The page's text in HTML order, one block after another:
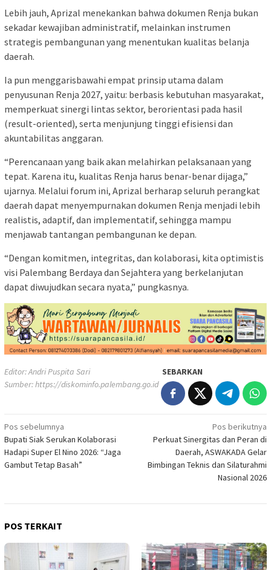
Lebih jauh, Aprizal menekankan bahwa dokumen Renja bukan
sekadar kewajiban administratif, melainkan instrumen
strategis pembangunan yang menentukan kualitas belanja
daerah.
Ia pun menggarisbawahi empat prinsip utama dalam
penyusunan Renja 2027, yaitu: berbasis kebutuhan masyarakat,
memperkuat sinergi lintas sektor, berorientasi pada hasil
(result-oriented), serta menjunjung tinggi efisiensi dan
akuntabilitas anggaran.
“Perencanaan yang baik akan melahirkan pelaksanaan yang
tepat. Karena itu, kualitas Renja harus benar-benar dijaga,”
ujarnya. Melalui forum ini, Aprizal berharap seluruh perangkat
daerah dapat menyempurnakan dokumen Renja menjadi lebih
realistis, adaptif, dan implementatif, sehingga mampu
menjawab tantangan pembangunan ke depan.
“Dengan komitmen, integritas, dan kolaborasi, kita optimistis
visi Palembang Berdaya dan Sejahtera yang berkelanjutan
dapat diwujudkan secara nyata,” pungkasnya.
Editor: Andri Puspita Sari
Sumber:https://diskominfo.palembang.go.id
SEBARKAN
Navigasi
pos
Pos sebelumnya
Bupati Siak Serukan Kolaborasi
Hadapi Super El Nino 2026: “Jaga
Gambut Tetap Basah”
Pos berikutnya
Perkuat Sinergitas dan Peran di
Daerah, ASWAKADA Gelar
Bimbingan Teknis dan Silaturahmi
Nasional 2026
POS TERKAIT